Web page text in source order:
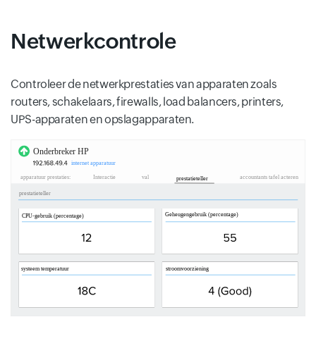
Netwerkcontrole
Controleer de netwerkprestaties van apparaten zoals
routers, schakelaars, firewalls, load balancers, printers,
UPS-apparaten en opslagapparaten.